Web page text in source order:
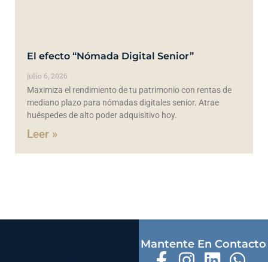
El efecto “Nómada Digital Senior”
julio 6, 2026
Maximiza el rendimiento de tu patrimonio con rentas de
mediano plazo para nómadas digitales senior. Atrae
huéspedes de alto poder adquisitivo hoy.
Leer »
Mantente En Contacto